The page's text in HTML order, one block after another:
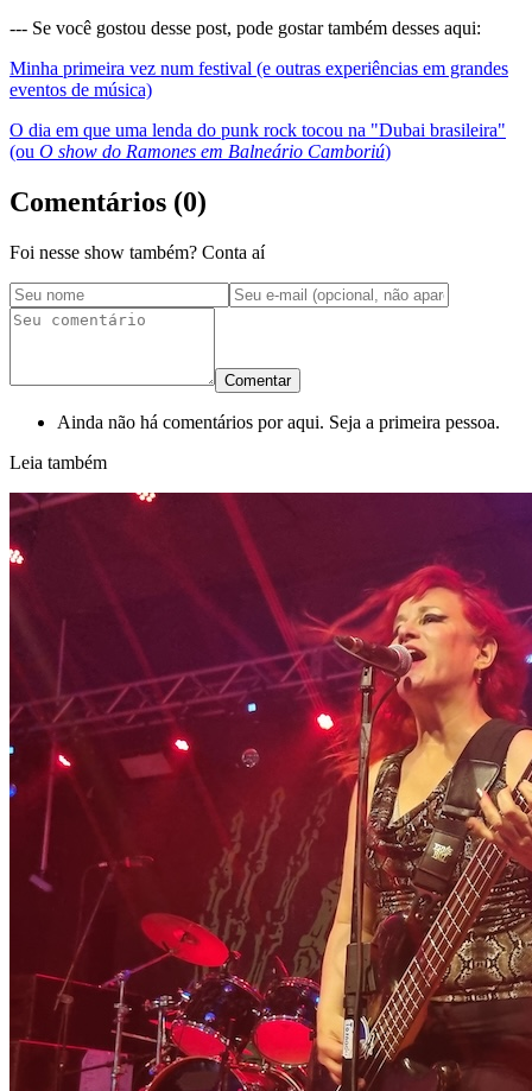
--- Se você gostou desse post, pode gostar também desses aqui:
Minha primeira vez num festival (e outras experiências em grandes
eventos de música)
O dia em que uma lenda do punk rock tocou na "Dubai brasileira"
(ou O show do Ramones em Balneário Camboriú)
Comentários (0)
Foi nesse show também? Conta aí
Comentar
Ainda não há comentários por aqui. Seja a primeira pessoa.
Leia também